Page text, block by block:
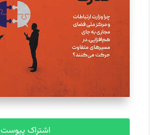
ملینا جعفری
تحریریه
مصطفی مسجدی آرانی
تحریریه
اشتراک پیوست